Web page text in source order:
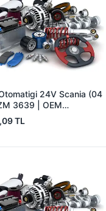
24V Scania (04
3639 | OEM
TL